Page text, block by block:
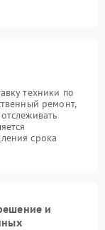
техники по
ремонт,
срока
и